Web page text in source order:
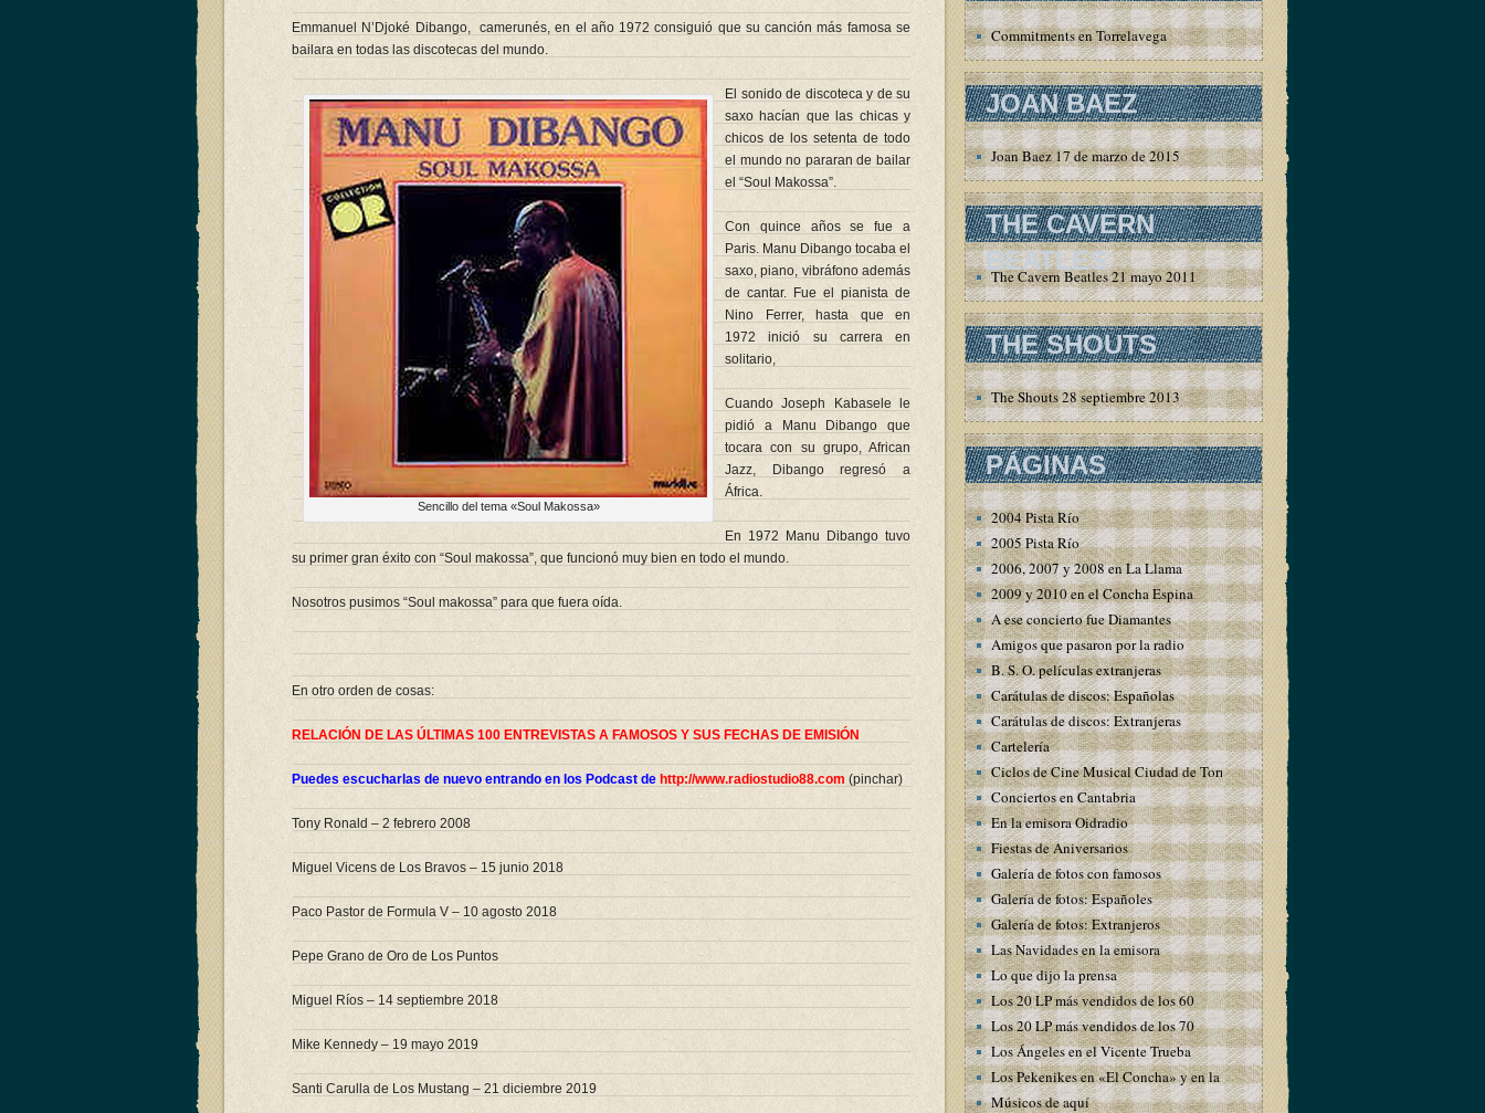
Emmanuel N’Djoké Dibango, camerunés, en el año 1972 consiguió que su canción más famosa se
bailara en todas las discotecas del mundo.
Sencillo del tema «Soul Makossa»
El sonido de discoteca y de su
saxo hacían que las chicas y
chicos de los setenta de todo
el mundo no pararan de bailar
el “Soul Makossa”.
Con quince años se fue a
Paris. Manu Dibango tocaba el
saxo, piano, vibráfono además
de cantar. Fue el pianista de
Nino Ferrer, hasta que en
1972 inició su carrera en
solitario,
Cuando Joseph Kabasele le
pidió a Manu Dibango que
tocara con su grupo, African
Jazz, Dibango regresó a
África.
En 1972 Manu Dibango tuvo
su primer gran éxito con “Soul makossa”, que funcionó muy bien en todo el mundo.
Nosotros pusimos “Soul makossa” para que fuera oída.
En otro orden de cosas:
RELACIÓN DE LAS ÚLTIMAS 100 ENTREVISTAS A FAMOSOS Y SUS FECHAS DE EMISIÓN
Puedes escucharlas de nuevo entrando en los Podcast de http://www.radiostudio88.com (pinchar)
Tony Ronald – 2 febrero 2008
Miguel Vicens de Los Bravos – 15 junio 2018
Paco Pastor de Formula V – 10 agosto 2018
Pepe Grano de Oro de Los Puntos
Miguel Ríos – 14 septiembre 2018
Mike Kennedy – 19 mayo 2019
Santi Carulla de Los Mustang – 21 diciembre 2019
Commitments en Torrelavega
JOAN BAEZ
Joan Baez 17 de marzo de 2015
THE CAVERN
BEATLES
The Cavern Beatles 21 mayo 2011
THE SHOUTS
The Shouts 28 septiembre 2013
PÁGINAS
2004 Pista Río
2005 Pista Río
2006, 2007 y 2008 en La Llama
2009 y 2010 en el Concha Espina
A ese concierto fue Diamantes
Amigos que pasaron por la radio
B. S. O. películas extranjeras
Carátulas de discos: Españolas
Carátulas de discos: Extranjeras
Cartelería
Ciclos de Cine Musical Ciudad de Torrelavega
Conciertos en Cantabria
En la emisora Oidradio
Fiestas de Aniversarios
Galería de fotos con famosos
Galería de fotos: Españoles
Galería de fotos: Extranjeros
Las Navidades en la emisora
Lo que dijo la prensa
Los 20 LP más vendidos de los 60
Los 20 LP más vendidos de los 70
Los Ángeles en el Vicente Trueba
Los Pekenikes en «El Concha» y en la emisora
Músicos de aquí